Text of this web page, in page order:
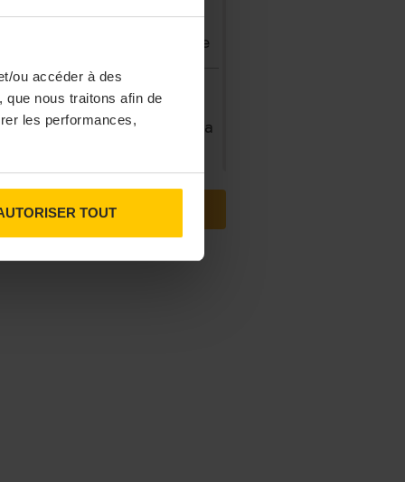
ou accéder à des
nous traitons afin de
les performances,
TOUT
: La Réserve Paris de
meilleur hôtel du monde
31/07/2026
le Doobie’s renaît sous la
collectionneur
31/07/2026
fins : la Chine affiche ses
VOIR TOUTES LES ACTUS